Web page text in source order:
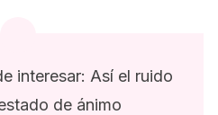
interesar: Así el ruido
de ánimo